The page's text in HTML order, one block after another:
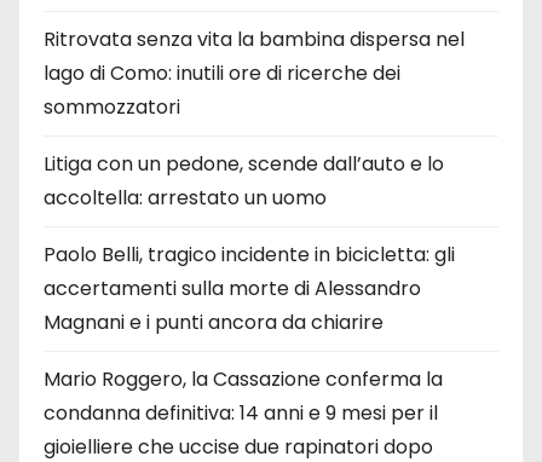
Ritrovata senza vita la bambina dispersa nel
lago di Como: inutili ore di ricerche dei
sommozzatori
Litiga con un pedone, scende dall’auto e lo
accoltella: arrestato un uomo
Paolo Belli, tragico incidente in bicicletta: gli
accertamenti sulla morte di Alessandro
Magnani e i punti ancora da chiarire
Mario Roggero, la Cassazione conferma la
condanna definitiva: 14 anni e 9 mesi per il
gioielliere che uccise due rapinatori dopo